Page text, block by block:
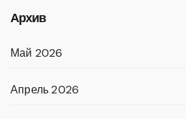
Архив
Май 2026
Апрель 2026